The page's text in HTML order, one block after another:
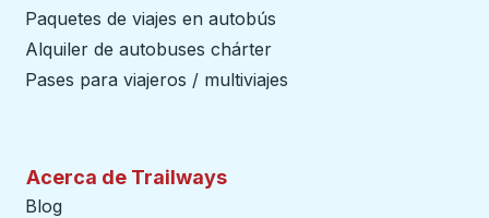
Paquetes de viajes en autobús
Alquiler de autobuses chárter
Pases para viajeros / multiviajes
Acerca de Trailways
Blog